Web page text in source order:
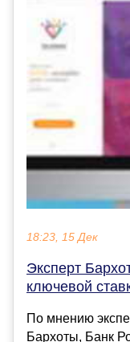
18:23, 15 Дек
Эксперт
ключевой
По мнению
Бархоты, Банк